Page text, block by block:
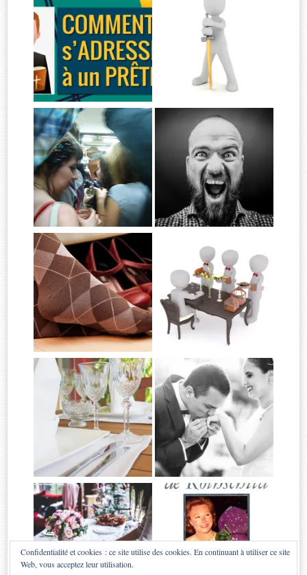
Confidentialité et cookies : ce site utilise des cookies. En continuant à utiliser ce site
Web, vous acceptez leur utilisation.